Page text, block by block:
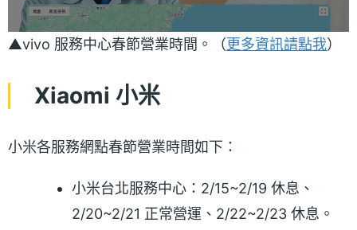
▲vivo 服務中心春節營業時間。（更多資訊請點我）
Xiaomi 小米
小米各服務網點春節營業時間如下：
小米台北服務中心：2/15~2/19 休息、
2/20~2/21 正常營運、2/22~2/23 休息。